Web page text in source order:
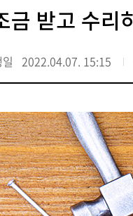
금 받고 수
2022.04.07. 15:15